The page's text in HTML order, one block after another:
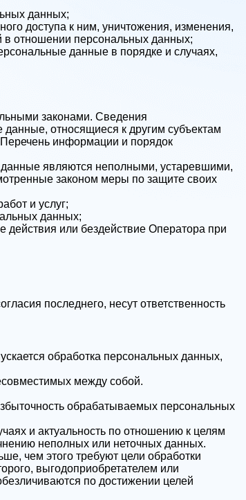
данных;
доступа к ним, уничтожения, изменения,
в отношении персональных данных;
данные в порядке и случаях,
законами. Сведения
относящиеся к другим субъектам
информации и порядок
данные являются неполными, устаревшими,
законом меры по защите своих
и услуг;
данных;
или бездействие Оператора при
последнего, несут ответственность
обработка персональных данных,
между собой.
обрабатываемых персональных
и актуальность по отношению к целям
неполных или неточных данных.
чем этого требуют цели обработки
выгодоприобретателем или
по достижении целей